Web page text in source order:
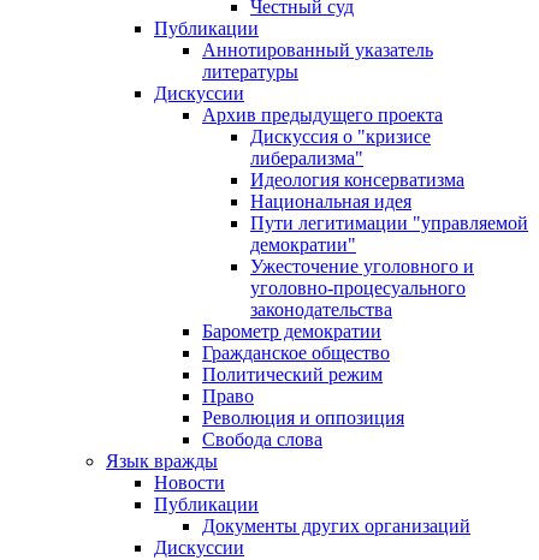
Честный суд
Публикации
Аннотированный указатель
литературы
Дискуссии
Архив предыдущего проекта
Дискуссия о "кризисе
либерализма"
Идеология консерватизма
Национальная идея
Пути легитимации "управляемой
демократии"
Ужесточение уголовного и
уголовно-процесуального
законодательства
Барометр демократии
Гражданское общество
Политический режим
Право
Революция и оппозиция
Свобода слова
Язык вражды
Новости
Публикации
Документы других организаций
Дискуссии